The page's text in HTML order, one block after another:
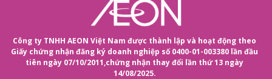
Công ty TNHH AEON Việt Nam được thành lập và hoạt động theo
Giấy chứng nhận đăng ký doanh nghiệp số 0400-01-003380 lần đầu
tiên ngày 07/10/2011,chứng nhận thay đổi lần thứ 13 ngày
14/08/2025.